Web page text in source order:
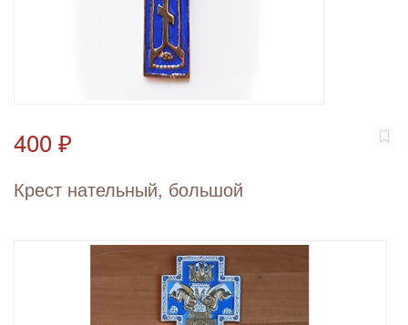
400 ₽
Крест нательный, большой